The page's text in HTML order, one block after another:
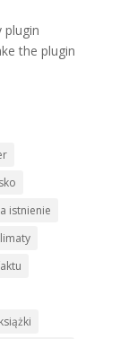
plugin
the plugin
istnienie